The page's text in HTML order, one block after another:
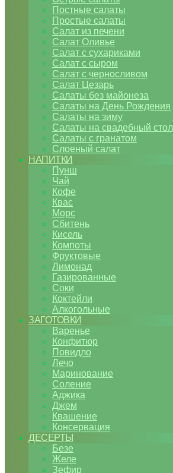
Постные салаты
Простые салаты
Салат из печени
Салат Оливье
Салат с сухариками
Салат с сыром
Салат с черносливом
Салат Цезарь
Салаты без майонеза
Салаты на День Рождения
Салаты на зиму
Салаты на свадебный стол
Салаты с гранатом
Слоеный салат
НАПИТКИ
Пунш
Чай
Кофе
Квас
Морс
Сбитень
Кисель
Компоты
Фруктовые
Лимонад
Газированные
Соки
Коктейли
Алкогольные
ЗАГОТОВКИ
Варенье
Конфитюр
Повидло
Лечо
Маринование
Соление
Аджика
Джем
Квашение
Консервация
ДЕСЕРТЫ
Безе
Желе
Зефир